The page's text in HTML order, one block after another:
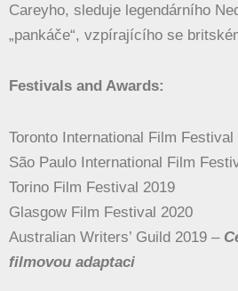
Careyho, sleduje legendárního
„pankáče“, vzpírajícího se
Festivals and Awards:
Toronto International Film Festival
São Paulo International Film
Torino Film Festival 2019
Glasgow Film Festival 2020
Australian Writers’ Guild 2019 –
filmovou adaptaci